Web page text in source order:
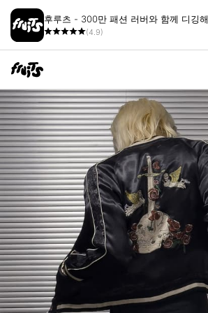
후루츠 - 300만 패션 러버와 함께 디깅
(4.9)